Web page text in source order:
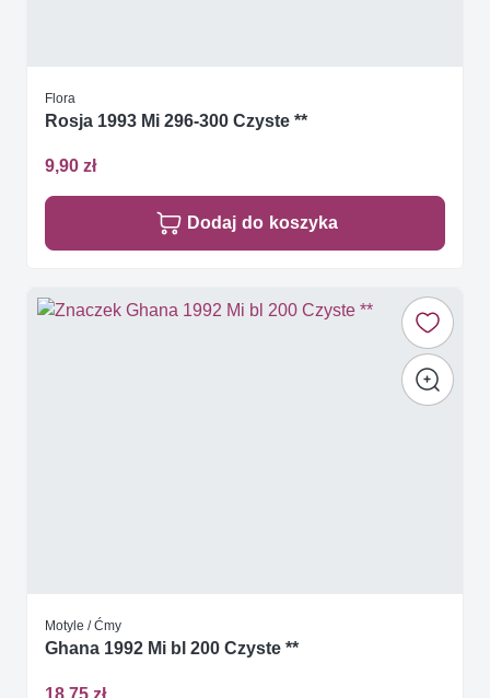
Flora
Rosja 1993 Mi 296-300 Czyste **
9,90 zł
Dodaj do koszyka
Motyle / Ćmy
Ghana 1992 Mi bl 200 Czyste **
18,75 zł